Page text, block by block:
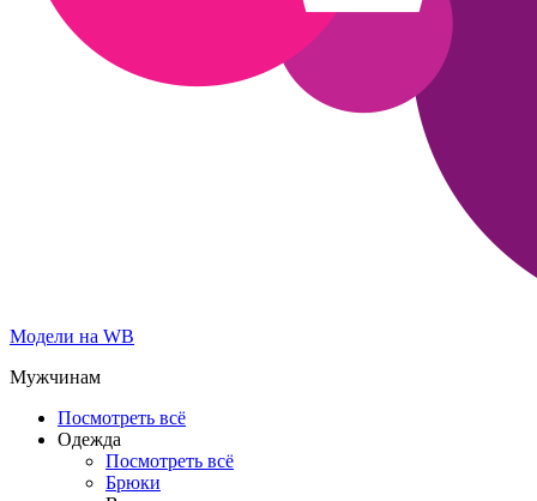
Модели на WB
Мужчинам
Посмотреть всё
Одежда
Посмотреть всё
Брюки